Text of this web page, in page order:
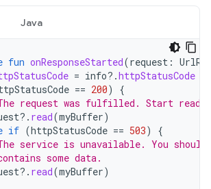
Java
fun onResponseStarted(request :
= info?.httpStatusCode
== 200)
{
request was fulfilled. Start
?. read(myBuffer)
if (httpStatusCode == 503)
{
service is unavailable. You
some data.
?. read(myBuffer)